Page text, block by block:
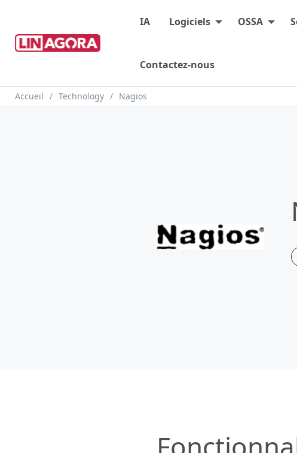
IA Logiciels OSSA
Contactez-nous
Fil d'Ariane
Accueil Technology Nagios